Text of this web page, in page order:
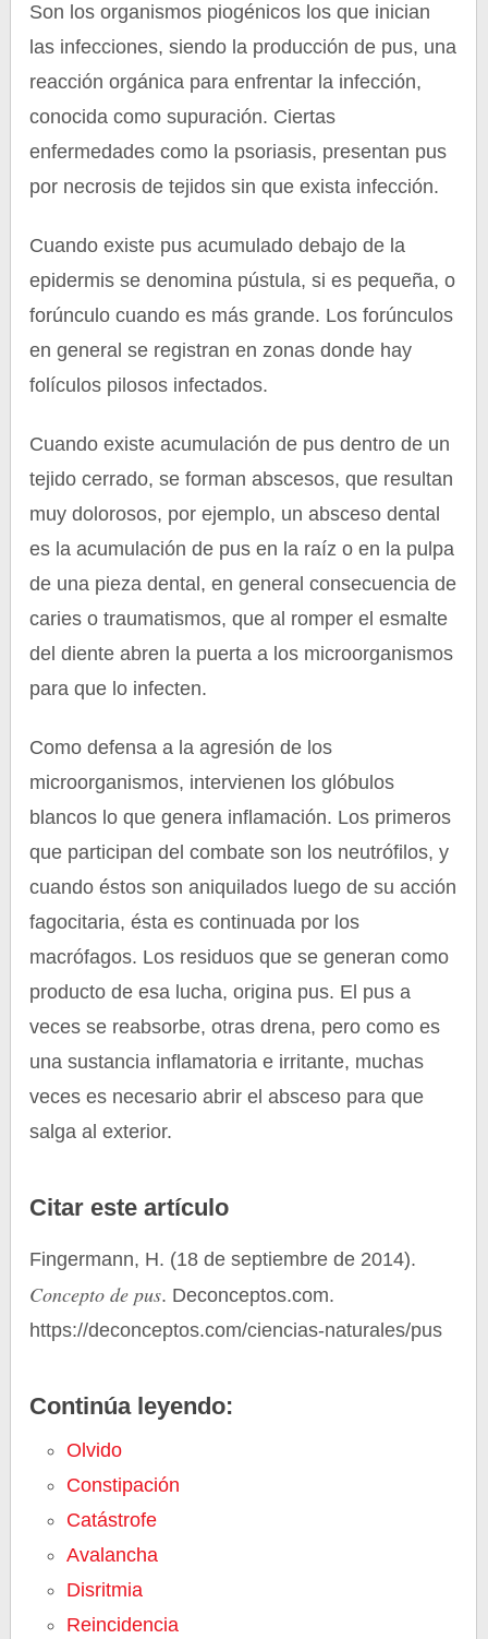
Son los organismos piogénicos los que inician
las infecciones, siendo la producción de pus, una
reacción orgánica para enfrentar la infección,
conocida como supuración. Ciertas
enfermedades como la psoriasis, presentan pus
por necrosis de tejidos sin que exista infección.
Cuando existe pus acumulado debajo de la
epidermis se denomina pústula, si es pequeña, o
forúnculo cuando es más grande. Los forúnculos
en general se registran en zonas donde hay
folículos pilosos infectados.
Cuando existe acumulación de pus dentro de un
tejido cerrado, se forman abscesos, que resultan
muy dolorosos, por ejemplo, un absceso dental
es la acumulación de pus en la raíz o en la pulpa
de una pieza dental, en general consecuencia de
caries o traumatismos, que al romper el esmalte
del diente abren la puerta a los microorganismos
para que lo infecten.
Como defensa a la agresión de los
microorganismos, intervienen los glóbulos
blancos lo que genera inflamación. Los primeros
que participan del combate son los neutrófilos, y
cuando éstos son aniquilados luego de su acción
fagocitaria, ésta es continuada por los
macrófagos. Los residuos que se generan como
producto de esa lucha, origina pus. El pus a
veces se reabsorbe, otras drena, pero como es
una sustancia inflamatoria e irritante, muchas
veces es necesario abrir el absceso para que
salga al exterior.
Citar este artículo
Fingermann, H. (18 de septiembre de 2014).
Concepto de pus. Deconceptos.com.
https://deconceptos.com/ciencias-naturales/pus
Continúa leyendo:
Olvido
Constipación
Catástrofe
Avalancha
Disritmia
Reincidencia